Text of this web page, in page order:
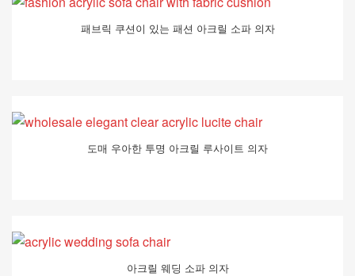
패브릭 쿠션이 있는 패션 아크릴 소파 의자
도매 우아한 투명 아크릴 루사이트 의자
아크릴 웨딩 소파 의자